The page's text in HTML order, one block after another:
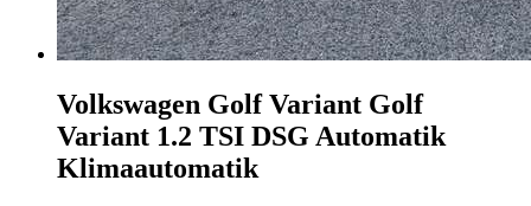
Volkswagen Golf Variant Golf
Variant 1.2 TSI DSG Automatik
Klimaautomatik